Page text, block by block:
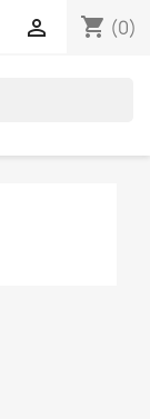
shopping_cart (0)
